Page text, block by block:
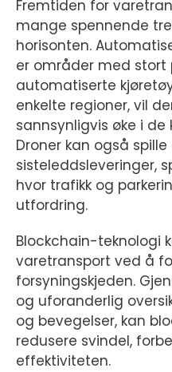
Fremtiden for
mange spennende
horisonten.
er områder med stort
automatiserte
enkelte regioner, vil
sannsynligvis øke i
Droner kan også
sisteleddsleveringer,
hvor trafikk og
utfordring.
Blockchain-teknologi
varetransport ved å
forsyningskjeden.
og uforanderlig
og bevegelser, kan
redusere svindel,
effektiviteten.